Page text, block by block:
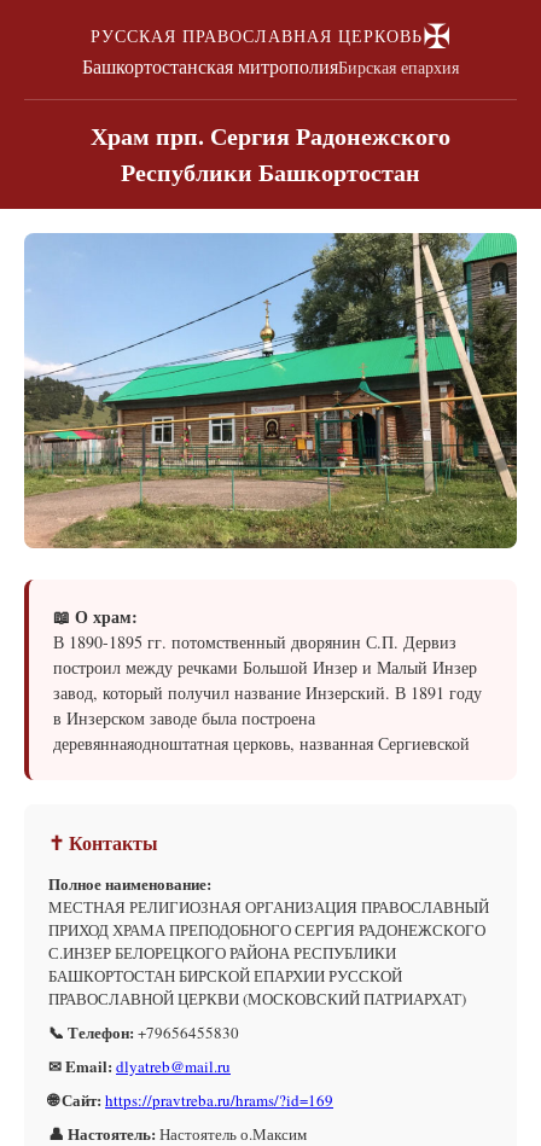
РУССКАЯ ПРАВОСЛАВНАЯ ЦЕРКОВЬ✠
Башкортостанская митрополияБирская епархия
Храм прп. Сергия Радонежского
Республики Башкортостан
📖 О храм:
В 1890-1895 гг. потомственный дворянин С.П. Дервиз
построил между речками Большой Инзер и Малый Инзер
завод, который получил название Инзерский. В 1891 году
в Инзерском заводе была построена
деревяннаяодноштатная церковь, названная Сергиевской
✝ Контакты
Полное наименование:
МЕСТНАЯ РЕЛИГИОЗНАЯ ОРГАНИЗАЦИЯ ПРАВОСЛАВНЫЙ
ПРИХОД ХРАМА ПРЕПОДОБНОГО СЕРГИЯ РАДОНЕЖСКОГО
С.ИНЗЕР БЕЛОРЕЦКОГО РАЙОНА РЕСПУБЛИКИ
БАШКОРТОСТАН БИРСКОЙ ЕПАРХИИ РУССКОЙ
ПРАВОСЛАВНОЙ ЦЕРКВИ (МОСКОВСКИЙ ПАТРИАРХАТ)
📞 Телефон: +79656455830
✉ Email: dlyatreb@mail.ru
🌐 Сайт: https://pravtreba.ru/hrams/?id=169
👤 Настоятель: Настоятель о.Максим